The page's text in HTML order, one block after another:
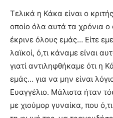
Τελικά η Κάκα είναι ο
οποίο όλα αυτά τα χρόνια
έκρινε όλους εμάς… Είτε
λαϊκοί, ό,τι κάναμε είναι
γιατί αντιληφθήκαμε ότι η
εμάς… για να μην είναι
Ευαγγέλιο. Μάλιστα ήταν
με χιούμορ γυναίκα, που